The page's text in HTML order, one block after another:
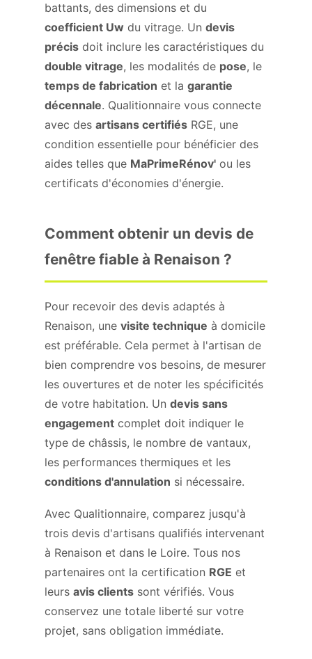
battants, des dimensions et du
coefficient Uw du vitrage. Un devis
précis doit inclure les caractéristiques du
double vitrage, les modalités de pose, le
temps de fabrication et la garantie
décennale. Qualitionnaire vous connecte
avec des artisans certifiés RGE, une
condition essentielle pour bénéficier des
aides telles que MaPrimeRénov' ou les
certificats d'économies d'énergie.
Comment obtenir un devis de
fenêtre fiable à Renaison ?
Pour recevoir des devis adaptés à
Renaison, une visite technique à domicile
est préférable. Cela permet à l'artisan de
bien comprendre vos besoins, de mesurer
les ouvertures et de noter les spécificités
de votre habitation. Un devis sans
engagement complet doit indiquer le
type de châssis, le nombre de vantaux,
les performances thermiques et les
conditions d'annulation si nécessaire.
Avec Qualitionnaire, comparez jusqu'à
trois devis d'artisans qualifiés intervenant
à Renaison et dans le Loire. Tous nos
partenaires ont la certification RGE et
leurs avis clients sont vérifiés. Vous
conservez une totale liberté sur votre
projet, sans obligation immédiate.